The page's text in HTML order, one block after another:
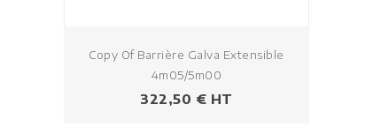
Copy Of Barrière Galva Extensible
4m05/5m00
Prezzo
322,50 € HT